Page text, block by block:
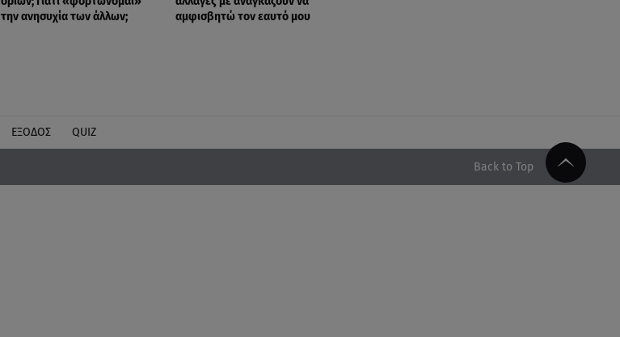
την ανησυχία των άλλων;
αμφισβητώ τον εαυτό μου
ΕΞΟΔΟΣ QUIZ
Back to Top